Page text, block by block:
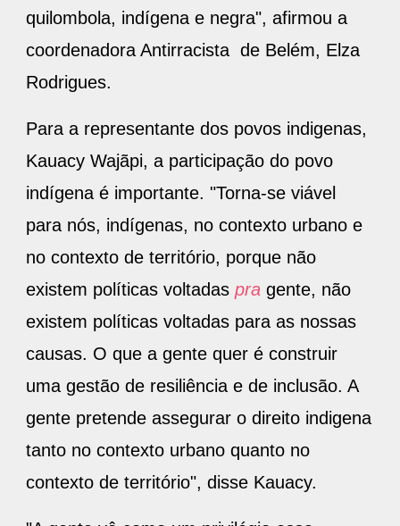
quilombola, indígena e negra", afirmou a
coordenadora Antirracista de Belém, Elza
Rodrigues.
Para a representante dos povos indigenas,
Kauacy Wajãpi, a participação do povo
indígena é importante. "Torna-se viável
para nós, indígenas, no contexto urbano e
no contexto de território, porque não
existem políticas voltadas pra gente, não
existem políticas voltadas para as nossas
causas. O que a gente quer é construir
uma gestão de resiliência e de inclusão. A
gente pretende assegurar o direito indigena
tanto no contexto urbano quanto no
contexto de território", disse Kauacy.